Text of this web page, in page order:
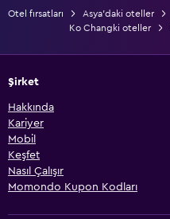
Otel fırsatları Asya'daki oteller
Ko Changki oteller
Şirket
Hakkında
Kariyer
Mobil
Keşfet
Nasıl Çalışır
Momondo Kupon Kodları